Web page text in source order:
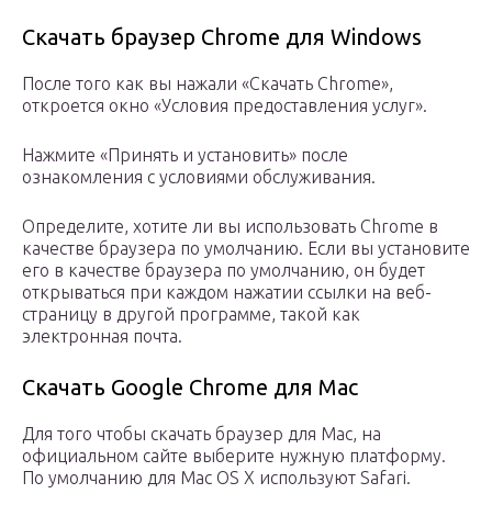
Скачать браузер Chrome для Windows
После того как вы нажали «Скачать Chrome»,
откроется окно «Условия предоставления услуг».
Нажмите «Принять и установить» после
ознакомления с условиями обслуживания.
Определите, хотите ли вы использовать Chrome в
качестве браузера по умолчанию. Если вы установите
его в качестве браузера по умолчанию, он будет
открываться при каждом нажатии ссылки на веб-
страницу в другой программе, такой как
электронная почта.
Скачать Google Chrome для Mac
Для того чтобы скачать браузер для Мас, на
официальном сайте выберите нужную платформу.
По умолчанию для Mac OS X используют Safari.